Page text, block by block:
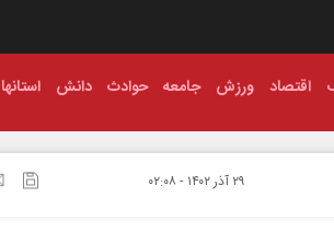
اقتصاد ورزش جامعه حوادث دانش استانها
۲۹ آذر ۱۴۰۲ - ۰۲:۰۸